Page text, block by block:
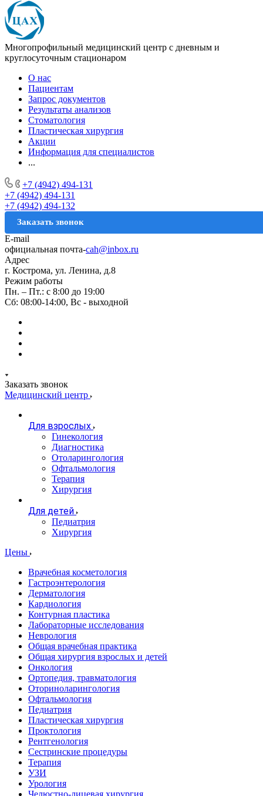
Многопрофильный медицинский центр с дневным и
круглосуточным стационаром
О нас
Пациентам
Запрос документов
Результаты анализов
Стоматология
Пластическая хирургия
Акции
Информация для специалистов
...
+7 (4942) 494-131
+7 (4942) 494-131
+7 (4942) 494-132
Заказать звонок
E-mail
официальная почта-cah@inbox.ru
Адрес
г. Кострома, ул. Ленина, д.8
Режим работы
Пн. – Пт.: с 8:00 до 19:00
Сб: 08:00-14:00, Вс - выходной
Заказать звонок
Медицинский центр
Для взрослых
Гинекология
Диагностика
Отоларингология
Офтальмология
Терапия
Хирургия
Для детей
Педиатрия
Хирургия
Цены
Врачебная косметология
Гастроэнтерология
Дерматология
Кардиология
Контурная пластика
Лабораторные исследования
Неврология
Общая врачебная практика
Общая хирургия взрослых и детей
Онкология
Ортопедия, травматология
Оториноларингология
Офтальмология
Педиатрия
Пластическая хирургия
Проктология
Рентгенология
Сестринские процедуры
Терапия
УЗИ
Урология
Челюстно-лицевая хирургия